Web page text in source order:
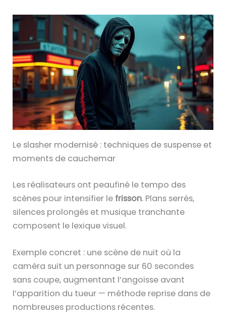
Le slasher modernisé : techniques de suspense et
moments de cauchemar
Les réalisateurs ont peaufiné le tempo des
scènes pour intensifier le frisson. Plans serrés,
silences prolongés et musique tranchante
composent le lexique visuel.
Exemple concret : une scène de nuit où la
caméra suit un personnage sur 60 secondes
sans coupe, augmentant l’angoisse avant
l’apparition du tueur — méthode reprise dans de
nombreuses productions récentes.